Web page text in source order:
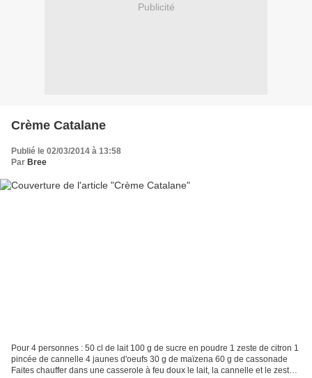
Publicité
Crème Catalane
Publié le 02/03/2014 à 13:58
Par Bree
Pour 4 personnes : 50 cl de lait 100 g de sucre en poudre 1 zeste de citron 1
pincée de cannelle 4 jaunes d'oeufs 30 g de maïzena 60 g de cassonade
Faites chauffer dans une casserole à feu doux le lait, la cannelle et le zeste